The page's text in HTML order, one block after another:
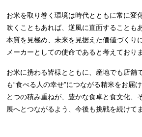
お米を取り巻く環境は時代とともに常に変
吹くこともあれば、逆風に直面することも
本質を見極め、未来を見据えた価値づくり
メーカーとしての使命であると考えており
お米に携わる皆様とともに、産地でも店舗
も“食べる人の幸せ”につながる精米をお届
とつの積み重ねが、豊かな食卓と食文化、
展へとつながるよう、今後も挑戦を続けて